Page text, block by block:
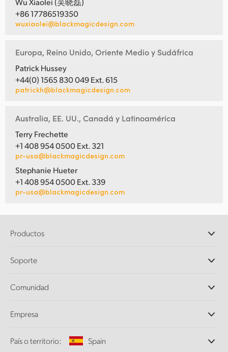
+86 17786519350
wuxiaolei@blackmagicdesign.com
Europa, Reino Unido, Oriente Medio y Sudáfrica
Patrick Hussey
+44(0) 1565 830 049 Ext. 615
patrickh@blackmagicdesign.com
Australia, EE. UU., Canadá y Latinoamérica
Terry Frechette
+1 408 954 0500 Ext. 321
pr-usa@blackmagicdesign.com
Stephanie Hueter
+1 408 954 0500 Ext. 339
pr-usa@blackmagicdesign.com
Productos
DaVinci Resolve y Fusion
Ultimatte
Captura y reproducción
Conversión de formatos
Soporte
Centro de soporte técnico
Comunidad
Empresa
Perfil empresarial
País o territorio: Spain